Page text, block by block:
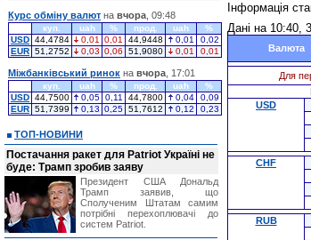
Інформація
Дані на 10:40,
Валюта
Для
USD
CHF
RUB
Курс обміну валют на вчора , 09:48
куп. uah % прод. uah
%
USD 44,4784 0,01 0,01 44,9448 0,01
0,02
EUR 51,2752 0,03 0,06 51,9080 0,01 0,01
Міжбанківський ринок на вчора , 17:01
куп. uah % прод. uah
%
USD 44,7500 0,05 0,11 44,7800 0,04
0,09
EUR 51,7399 0,13 0,25 51,7612 0,12 0,23
ТОП-НОВИНИ
Постачання ракет для Patriot Україні не
буде: Трамп зробив заяву
Президент США Дональд
Трамп заявив, що
Сполученим Штатам самим
потрібні перехоплювачі до
систем Patriot.